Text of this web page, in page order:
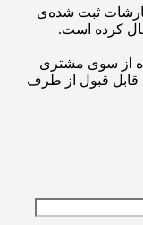
ثبت شده‌ی
کرده است.
از سوی مشتری
قابل قبول از طرف